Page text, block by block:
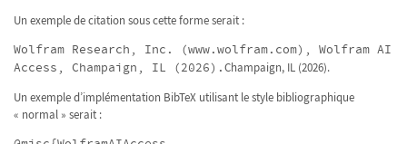
Un exemple de citation sous cette forme serait :
Wolfram Research, Inc. (www.wolfram.com), Wolfram AI
Access, Champaign, IL (2026).Champaign, IL (2026).
Un exemple d’implémentation BibTeX utilisant le style bibliographique
« normal » serait :